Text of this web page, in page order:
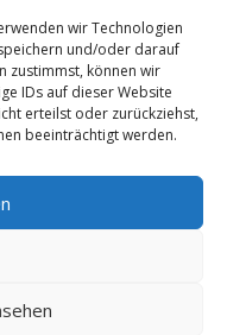
wir Technologien
und/oder darauf
zustimmst, können wir
IDs auf dieser Website
erteilst oder zurückziehst,
beeinträchtigt werden.